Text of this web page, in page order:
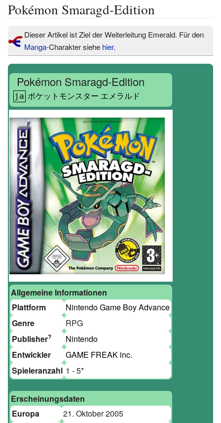
Pokémon Smaragd-Edition
Dieser Artikel ist Ziel der Weiterleitung Emerald. Für den
Manga-Charakter siehe hier.
Pokémon Smaragd-Edition
ja ポケットモンスター エメラルド
Allgemeine Informationen
Plattform
Nintendo Game Boy Advance
Genre
RPG
Publisher?
Nintendo
Entwickler
GAME FREAK inc.
Spieleranzahl 1 - 5*
Erscheinungsdaten
Europa
21. Oktober 2005